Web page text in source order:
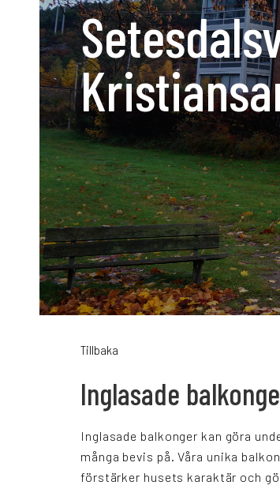
Tillbaka
Inglasade
Inglasade balkonger kan göra
många bevis på. Våra unika
förstärker husets karaktär och